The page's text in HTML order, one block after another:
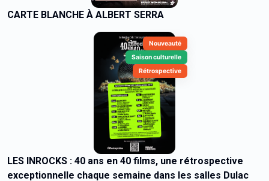
CARTE BLANCHE À ALBERT SERRA
Nouveauté
Saison culturelle
Rétrospective
LES INROCKS : 40 ans en 40 films, une rétrospective
exceptionnelle chaque semaine dans les salles Dulac